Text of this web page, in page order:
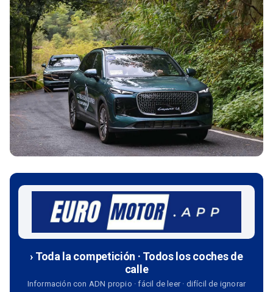
› Toda la competición · Todos los coches de
calle
Información con ADN propio · fácil de leer · difícil de ignorar